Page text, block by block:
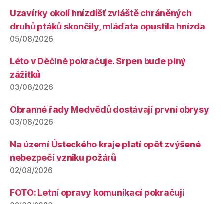
Uzavírky okolí hnízdišť zvláště chráněných
druhů ptáků skončily, mláďata opustila hnízda
05/08/2026
Léto v Děčíně pokračuje. Srpen bude plný
zážitků
03/08/2026
Obranné řady Medvědů dostávají první obrysy
03/08/2026
Na území Ústeckého kraje platí opět zvýšené
nebezpečí vzniku požárů
02/08/2026
FOTO: Letní opravy komunikací pokračují